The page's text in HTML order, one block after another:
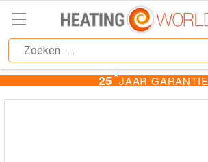
25★JAAR GARANTIE